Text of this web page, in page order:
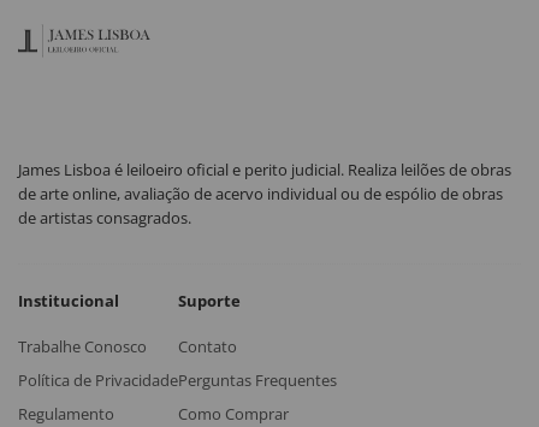
James Lisboa é leiloeiro oficial e perito judicial. Realiza leilões de obras
de arte online, avaliação de acervo individual ou de espólio de obras
de artistas consagrados.
Institucional
Trabalhe Conosco
Política de Privacidade
Regulamento
Suporte
Contato
Perguntas Frequentes
Como Comprar